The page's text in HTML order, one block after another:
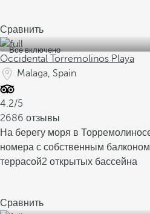
Сравнить
Все включено
Occidental Torremolinos Playa
Malaga, Spain
4.2/5
2686 отзывы
На берегу моря в
номера с собственным
террасой2 открытых бассейна
Сравнить